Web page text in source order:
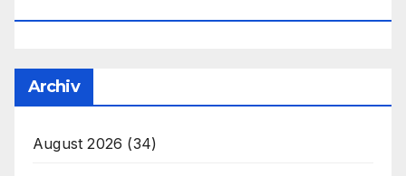
Archiv
August 2026 (34)